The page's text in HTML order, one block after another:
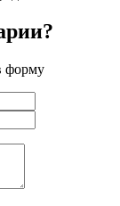
форму